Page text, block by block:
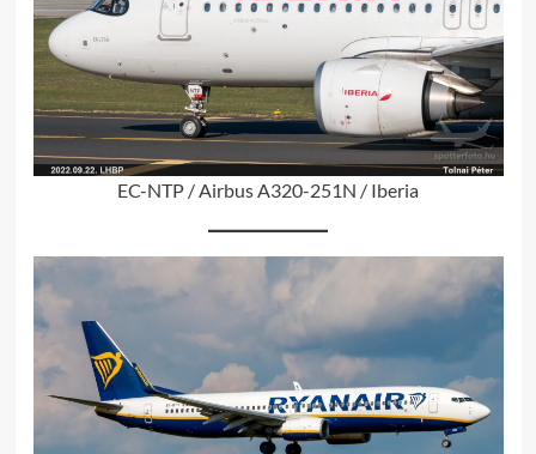
EC-NTP / Airbus A320-251N / Iberia